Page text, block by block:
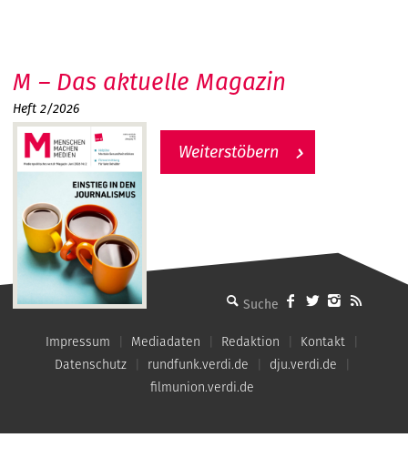
MMM - Menschen machen Medien
M – Das aktuelle Magazin
Heft 2/2026
Weiterstöbern
Impressum Mediadaten Redaktion
Kontakt
Datenschutz
rundfunk.verdi.de
dju.verdi.de
filmunion.verdi.de